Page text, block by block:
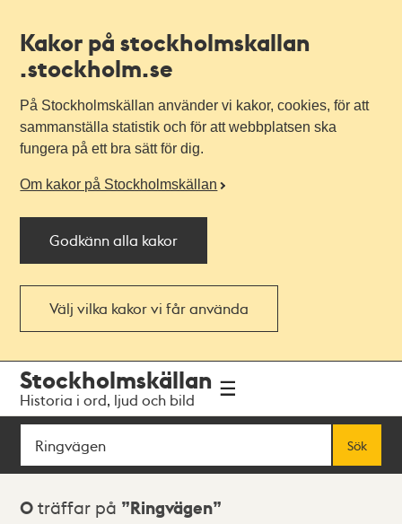
Kakor på stockholmskallan
.stockholm.se
På Stockholmskällan använder vi kakor, cookies, för att
sammanställa statistik och för att webbplatsen ska
fungera på ett bra sätt för dig.
Om kakor på Stockholmskällan
Godkänn alla kakor
Välj vilka kakor vi får använda
navigationen
huvudinnehållet
Stockholmskällan
Historia i ord, ljud och bild
Sök
Sök
Sökresultat
0 träffar på Ringvägen